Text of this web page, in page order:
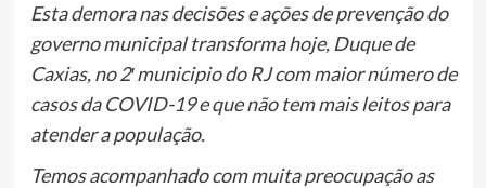
Esta demora nas decisões e ações de prevenção do
governo municipal transforma hoje, Duque de
Caxias, no 2′ municipio do RJ com maior número de
casos da COVID-19 e que não tem mais leitos para
atender a população.
Temos acompanhado com muita preocupação as